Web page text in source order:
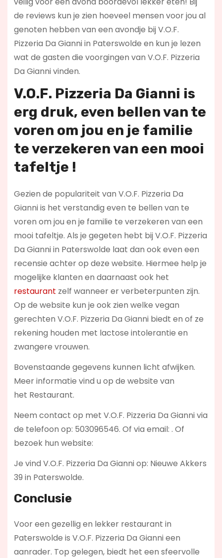
de reviews kun je zien hoeveel mensen voor jou al
genoten hebben van een avondje bij V.O.F.
Pizzeria Da Gianni in Paterswolde en kun je lezen
wat de gasten die voorgingen van V.O.F. Pizzeria
Da Gianni vinden.
V.O.F. Pizzeria Da Gianni is
erg druk, even bellen van te
voren om jou en je familie
te verzekeren van een mooi
tafeltje !
Gezien de populariteit van V.O.F. Pizzeria Da
Gianni is het verstandig even te bellen van te
voren om jou en je familie te verzekeren van een
mooi tafeltje. Als je gegeten hebt bij V.O.F. Pizzeria
Da Gianni in Paterswolde laat dan ook even een
recensie achter op deze website. Hiermee help je
mogelijke klanten en daarnaast ook het
restaurant zelf wanneer er verbeterpunten zijn.
Op de website kun je ook zien welke vegan
gerechten V.O.F. Pizzeria Da Gianni biedt en of ze
rekening houden met lactose intolerantie en
zwangere vrouwen.
Bovenstaande gegevens kunnen licht afwijken.
Meer informatie vind u op de website van
het Restaurant.
Neem contact op met V.O.F. Pizzeria Da Gianni via
de telefoon op: 503096546. Of via email: . Of
bezoek hun website:
Je vind V.O.F. Pizzeria Da Gianni op: Nieuwe Akkers
39 in Paterswolde.
Conclusie
Voor een gezellig en lekker restaurant in
Paterswolde is V.O.F. Pizzeria Da Gianni een
aanrader. Top gelegen, biedt het een sfeervolle